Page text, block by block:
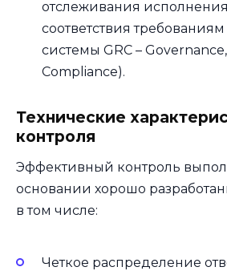
отслеживания
соответствия
системы GRC – Governance,
Compliance).
Технические
контроля
Эффективный контроль
основании хорошо
в том числе:
Четкое распределение